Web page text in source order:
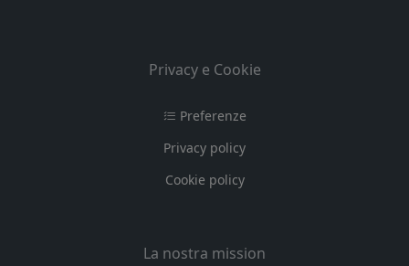
Privacy e Cookie
Preferenze
Privacy policy
Cookie policy
La nostra mission